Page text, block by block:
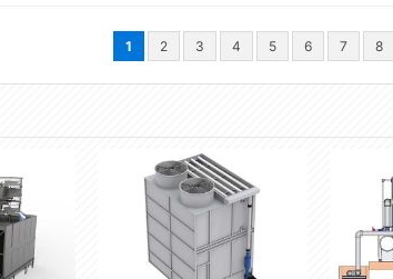
1 2 3 4 5 6 7 8